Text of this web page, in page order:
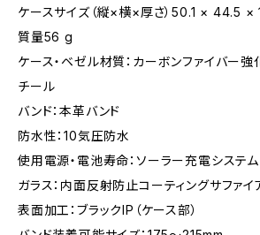
ケースサイズ（縦×横×厚さ）50.1 × 44.5 ×
質量56 g
ケース・ベゼル材質：カーボンファイバー
チール
バンド：本革バンド
防水性：10気圧防水
使用電源・電池寿命：ソーラー充電システム
ガラス：内面反射防止コーティングサファイ
表面加工：ブラックIP（ケース部）